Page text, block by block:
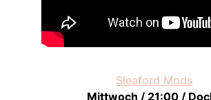
Sleaford Mods
Mittwoch / 21:00 /